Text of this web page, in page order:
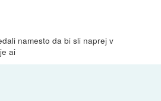
namesto da bi sli naprej v
ai